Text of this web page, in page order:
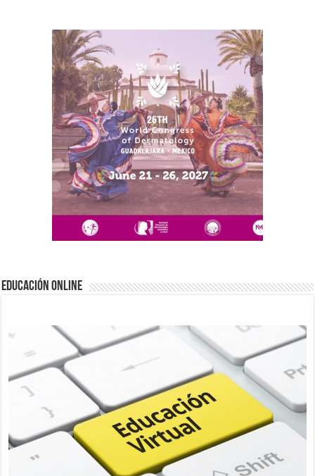
EDUCACIÓN ONLINE